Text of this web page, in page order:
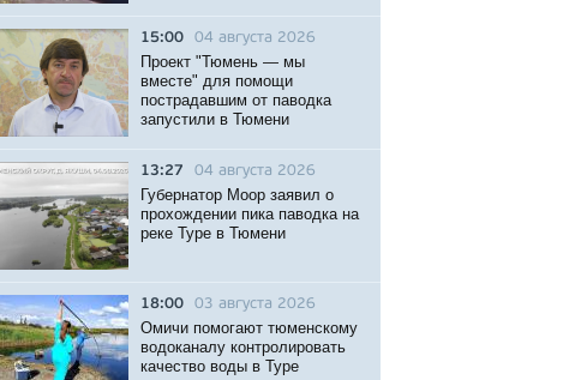
15:00 04 августа 2026
Проект "Тюмень — мы
вместе" для помощи
пострадавшим от паводка
запустили в Тюмени
13:27 04 августа 2026
Губернатор Моор заявил о
прохождении пика паводка на
реке Туре в Тюмени
18:00 03 августа 2026
Омичи помогают тюменскому
водоканалу контролировать
качество воды в Туре